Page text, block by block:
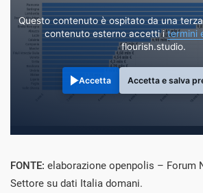
Questo contenuto è ospitato da una
contenuto esterno accetti itermini
flourish.studio.
Accetta Accetta e salva
FONTE: elaborazione openpolis – Forum
Settore su dati Italia domani.